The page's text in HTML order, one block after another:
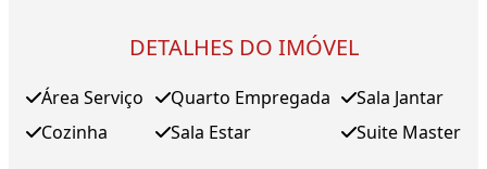
DETALHES DO IMÓVEL
Área Serviço
Cozinha
Quarto Empregada
Sala Estar
Sala Jantar
Suite Master